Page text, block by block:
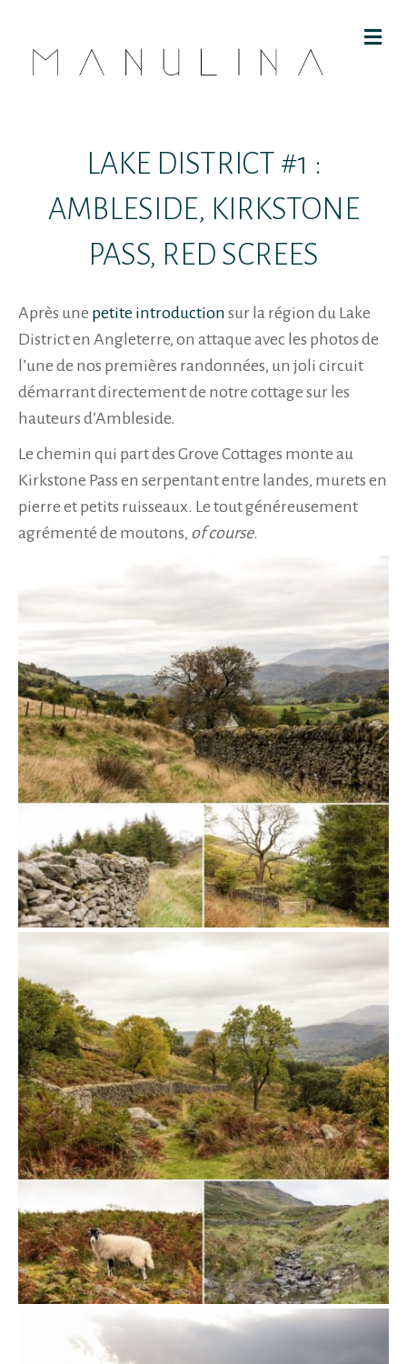
M
LAKE DISTRICT #1 :
AMBLESIDE, KIRKSTONE
PASS, RED SCREES
Après une petite introduction sur la région du Lake
District en Angleterre, on attaque avec les photos de
l’une de nos premières randonnées, un joli circuit
démarrant directement de notre cottage sur les
hauteurs d’Ambleside.
Le chemin qui part des Grove Cottages monte au
Kirkstone Pass en serpentant entre landes, murets en
pierre et petits ruisseaux. Le tout généreusement
agrémenté de moutons, of course.